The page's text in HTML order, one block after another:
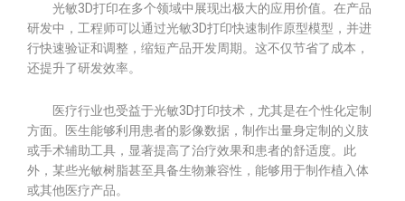
光敏3D打印在多个领域中展现出极大的应用价值。在产品
研发中，工程师可以通过光敏3D打印快速制作原型模型，并进
行快速验证和调整，缩短产品开发周期。这不仅节省了成本，
还提升了研发效率。
医疗行业也受益于光敏3D打印技术，尤其是在个性化定制
方面。医生能够利用患者的影像数据，制作出量身定制的义肢
或手术辅助工具，显著提高了治疗效果和患者的舒适度。此
外，某些光敏树脂甚至具备生物兼容性，能够用于制作植入体
或其他医疗产品。